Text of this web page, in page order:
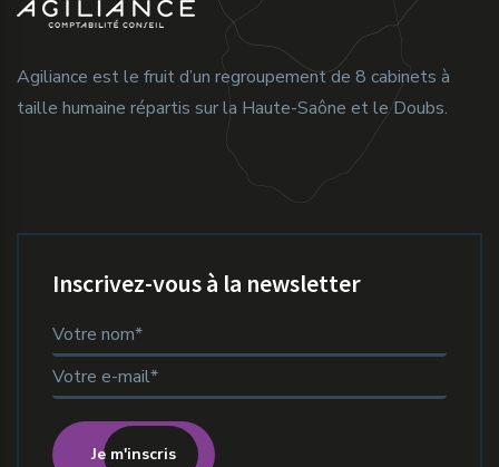
Agiliance est le fruit d’un regroupement de 8 cabinets à
taille humaine répartis sur la Haute-Saône et le Doubs.
Inscrivez-vous à la newsletter
Je m'inscris